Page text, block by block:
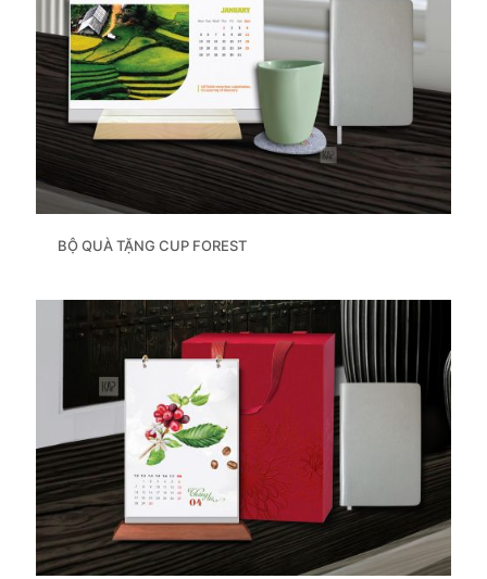
BỘ QUÀ TẶNG CUP FOREST